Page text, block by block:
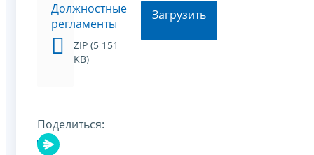
Должностные
регламенты
ZIP (5 151
KB)
Загрузить
Поделиться: